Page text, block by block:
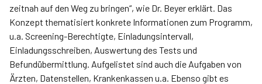
zeitnah auf den Weg zu bringen“, wie Dr. Beyer erklärt. Das
Konzept thematisiert konkrete Informationen zum Programm,
u.a. Screening-Berechtigte, Einladungsintervall,
Einladungsschreiben, Auswertung des Tests und
Befundübermittlung. Aufgelistet sind auch die Aufgaben von
Ärzten, Datenstellen, Krankenkassen u.a. Ebenso gibt es